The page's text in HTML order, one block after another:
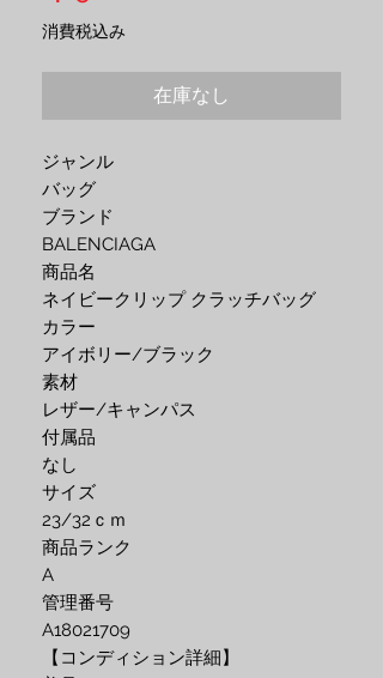
格
消費税込み
在庫なし
ジャンル
バッグ
ブランド
BALENCIAGA
商品名
ネイビークリップ クラッチバッグ
カラー
アイボリー/ブラック
素材
レザー/キャンパス
付属品
なし
サイズ
23/32ｃｍ
商品ランク
A
管理番号
A18021709
【コンディション詳細】